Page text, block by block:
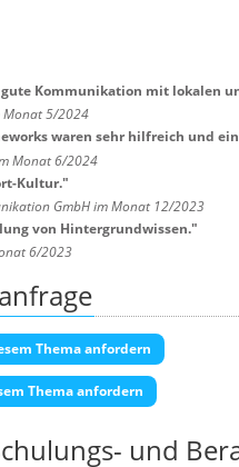
Kommunikation mit lokalen
Monat 5/2024
waren sehr hilfreich und
Monat 6/2024
Kultur."
GmbH im Monat 12/2023
von Hintergrundwissen."
6/2023
Thema anfordern
Thema anfordern
und